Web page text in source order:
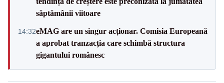
săptămânii viitoare
14:32eMAG are un singur acționar. Comisia Europeană
a aprobat tranzacția care schimbă structura
gigantului românesc